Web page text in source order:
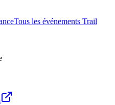
Tous les événements Trail